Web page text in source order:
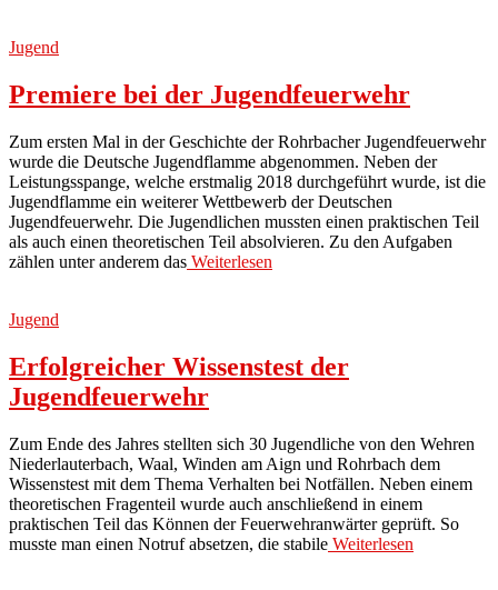
Jugend
Premiere bei der Jugendfeuerwehr
Zum ersten Mal in der Geschichte der Rohrbacher Jugendfeuerwehr
wurde die Deutsche Jugendflamme abgenommen. Neben der
Leistungsspange, welche erstmalig 2018 durchgeführt wurde, ist die
Jugendflamme ein weiterer Wettbewerb der Deutschen
Jugendfeuerwehr. Die Jugendlichen mussten einen praktischen Teil
als auch einen theoretischen Teil absolvieren. Zu den Aufgaben
zählen unter anderem das Weiterlesen
Jugend
Erfolgreicher Wissenstest der
Jugendfeuerwehr
Zum Ende des Jahres stellten sich 30 Jugendliche von den Wehren
Niederlauterbach, Waal, Winden am Aign und Rohrbach dem
Wissenstest mit dem Thema Verhalten bei Notfällen. Neben einem
theoretischen Fragenteil wurde auch anschließend in einem
praktischen Teil das Können der Feuerwehranwärter geprüft. So
musste man einen Notruf absetzen, die stabile Weiterlesen